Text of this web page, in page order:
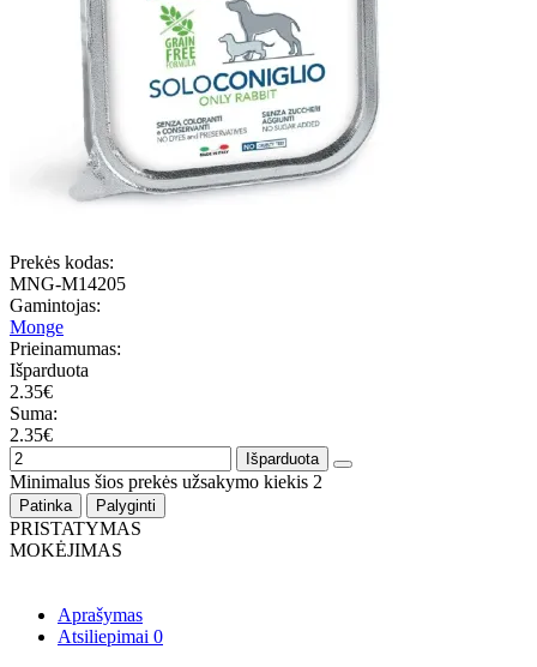
Prekės kodas:
MNG-M14205
Gamintojas:
Monge
Prieinamumas:
Išparduota
2.35€
Suma:
2.35€
Išparduota
Minimalus šios prekės užsakymo kiekis 2
Patinka Palyginti
PRISTATYMAS
MOKĖJIMAS
Aprašymas
Atsiliepimai 0